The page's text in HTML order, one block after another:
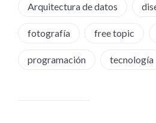
Arquitectura de datos
fotografía free topic
programación tecnología